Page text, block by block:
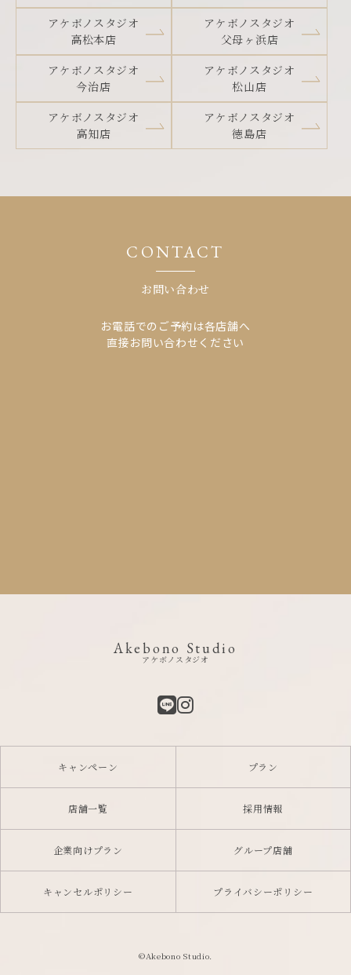
アケボノスタジオ
高松本店
アケボノスタジオ
父母ヶ浜店
アケボノスタジオ
今治店
アケボノスタジオ
松山店
アケボノスタジオ
高知店
アケボノスタジオ
徳島店
CONTACT
お問い合わせ
お電話でのご予約は各店舗へ
直接お問い合わせください
Akebono Studio
アケボノスタジオ
キャンペーン プラン
店舗一覧 採用情報
企業向けプラン グループ店舗
キャンセルポリシー プライバシーポリシー
©Akebono Studio.